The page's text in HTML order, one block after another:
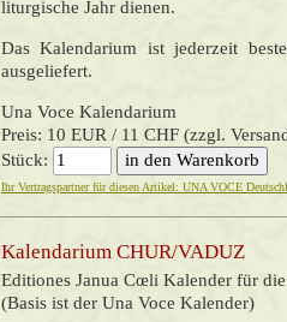
liturgische Jahr dienen.
Das Kalendarium ist jederzeit
ausgeliefert.
Una Voce Kalendarium
Preis: 10 EUR / 11 CHF (zzgl.
Stück:
Ihr Vertragspartner für diesen Artikel: UNA VOCE
Kalendarium CHUR/VADUZ
Editiones Janua Cœli Kalender für
(Basis ist der Una Voce Kalender)